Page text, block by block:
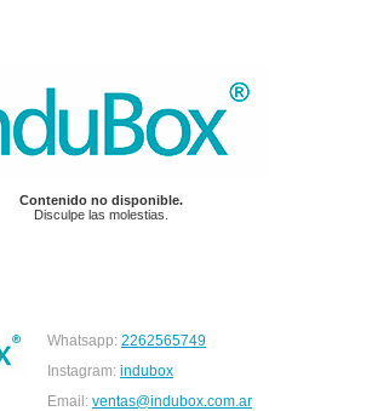
Contenido no disponible.
Disculpe las molestias.
Whatsapp: 2262565749
Instagram: indubox
Email: ventas@indubox.com.ar